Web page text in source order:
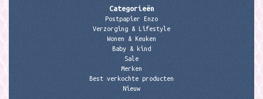
Categorieën
Postpapier Enzo
Verzorging & Lifestyle
Wonen & Keuken
Baby & kind
Sale
Merken
Best verkochte producten
Nieuw